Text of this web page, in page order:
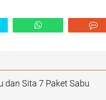
dan Sita 7 Paket Sabu